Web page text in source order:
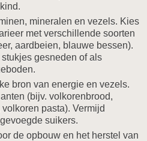
mineralen en vezels. Kies
met verschillende soorten
aardbeien, blauwe bessen).
gesneden of als
bron van energie en vezels.
(bijv. volkorenbrood,
pasta). Vermijd
suikers.
de opbouw en het herstel van